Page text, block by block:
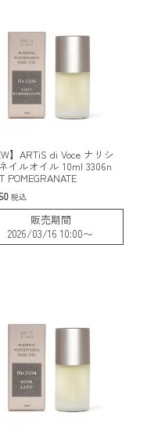
】ARTiS di Voce ナリシ
イルオイル 10ml 3306n
POMEGRANATE
税込
販売期間
2026/03/16 10:00〜